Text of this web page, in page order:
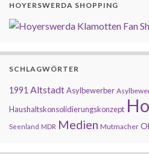
HOYERSWERDA SHOPPING
SCHLAGWÖRTER
1991 AltstadtAsylbewerber
Haushaltskonsolidierungskonzept
Seenland MDR Medien Mutmacher